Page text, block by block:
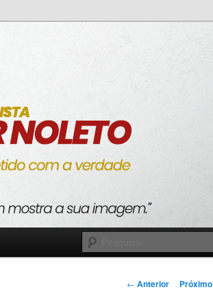
Navegação
← Anterior Próximo